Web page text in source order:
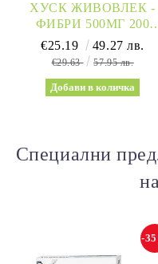
ХУСК ЖИВОВЛЕК -
ФИБРИ 500МГ 200
КАПСУЛИ СОЛГАР |
SOLGAR
€25.19 49.27 лв.
€29.63 57.95 лв.
Специални
-